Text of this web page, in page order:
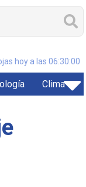
hoy a las 06:30:00
Clima